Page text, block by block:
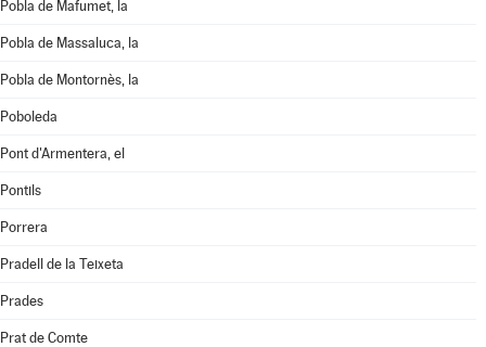
Pobla de Mafumet, la
Pobla de Massaluca, la
Pobla de Montornès, la
Poboleda
Pont d'Armentera, el
Pontils
Porrera
Pradell de la Teixeta
Prades
Prat de Comte